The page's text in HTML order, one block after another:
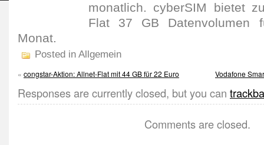
monat­lich. cyberSIM bietet
Flat 37 GB Daten­volumen
Monat.
Posted in Allgemein
« congstar-Aktion: Allnet-Flat mit 44 GB für 22 Euro Vodafone
Responses are currently closed, but you can
Comments are closed.